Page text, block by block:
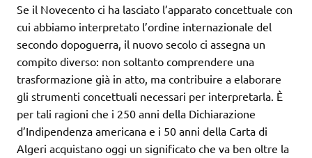
Se il Novecento ci ha lasciato l’apparato concettuale con
cui abbiamo interpretato l’ordine internazionale del
secondo dopoguerra, il nuovo secolo ci assegna un
compito diverso: non soltanto comprendere una
trasformazione già in atto, ma contribuire a elaborare
gli strumenti concettuali necessari per interpretarla. È
per tali ragioni che i 250 anni della Dichiarazione
d’Indipendenza americana e i 50 anni della Carta di
Algeri acquistano oggi un significato che va ben oltre la